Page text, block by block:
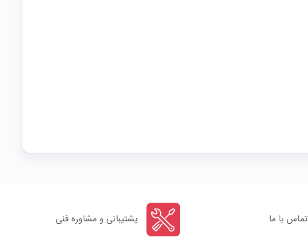
تماس با ما پشتیبانی و مشاوره فنی